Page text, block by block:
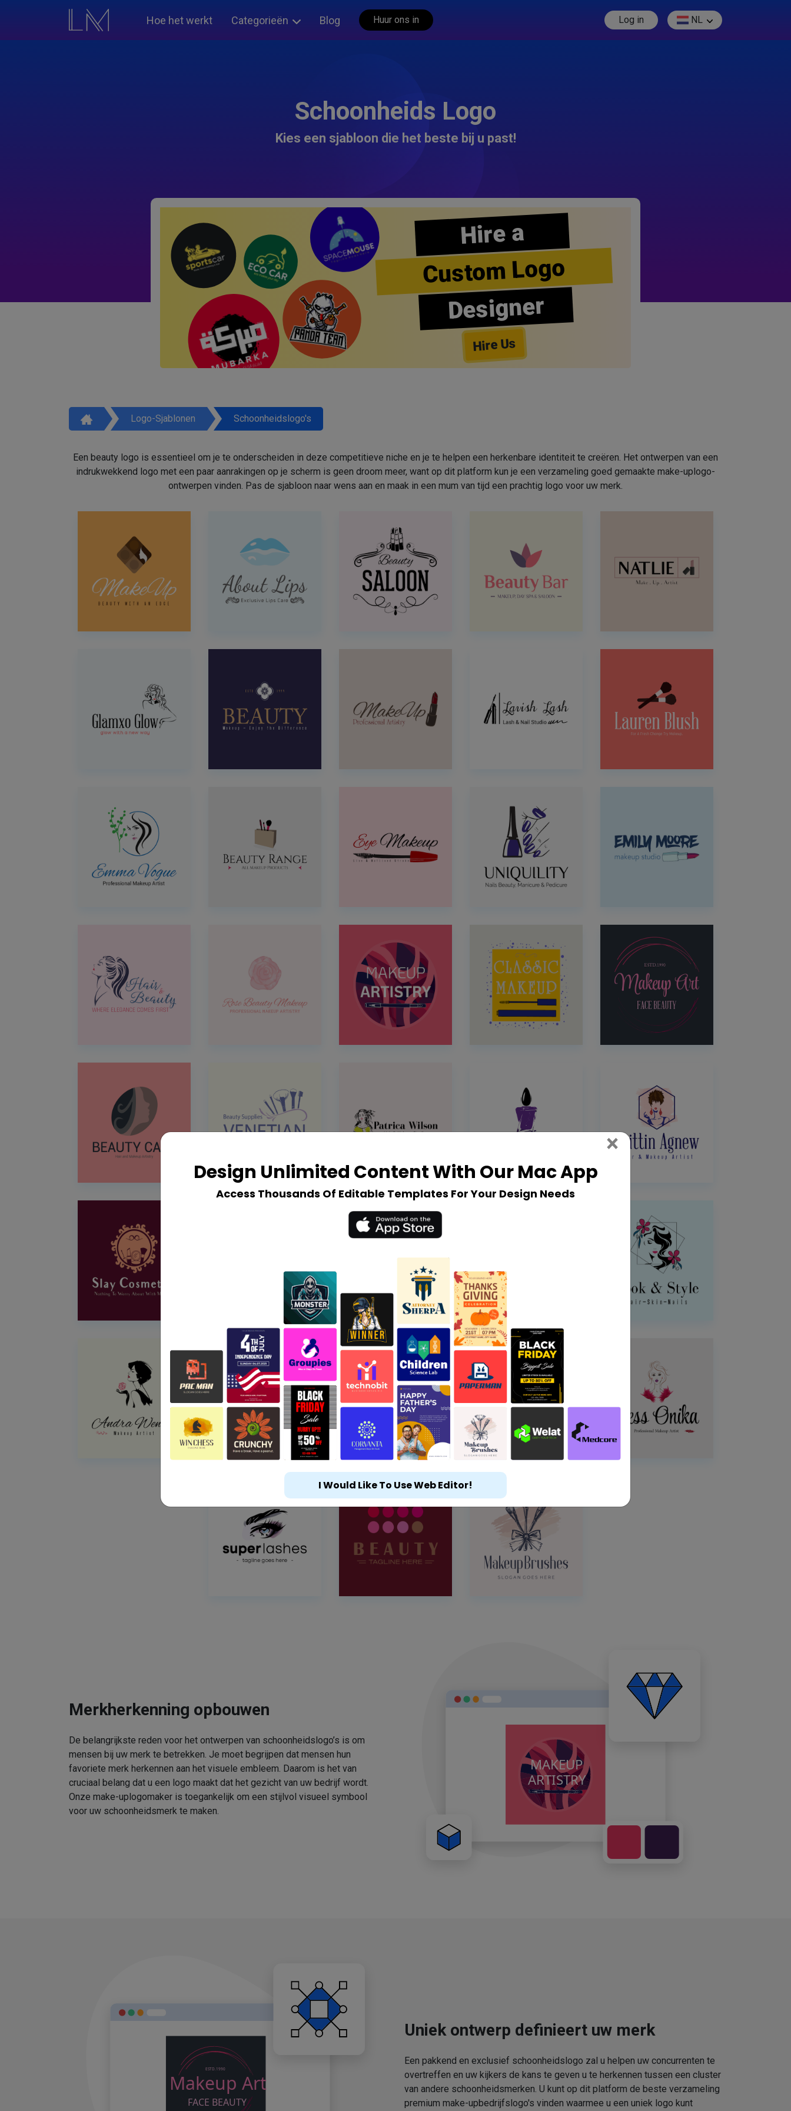
Hoe het werkt Categorieën Blog Huur ons in Log in NL
Schoonheids Logo
Kies een sjabloon die het beste bij u past!
Hire a
Custom Logo
Designer
Hire Us
Logo-Sjablonen Schoonheidslogo's
Een beauty logo is essentieel om je te onderscheiden in deze competitieve niche en je te helpen een herkenbare identiteit te creëren. Het ontwerpen van een
indrukwekkend logo met een paar aanrakingen op je scherm is geen droom meer, want op dit platform kun je een verzameling goed gemaakte make-uplogo-
ontwerpen vinden. Pas de sjabloon naar wens aan en maak in een mum van tijd een prachtig logo voor uw merk.
Merkherkenning opbouwen
De belangrijkste reden voor het ontwerpen van schoonheidslogo’s is om
mensen bij uw merk te betrekken. Je moet begrijpen dat mensen hun
favoriete merk herkennen aan het visuele embleem. Daarom is het van
cruciaal belang dat u een logo maakt dat het gezicht van uw bedrijf wordt.
Onze make-uplogomaker is toegankelijk om een stijlvol visueel symbool
voor uw schoonheidsmerk te maken.
Uniek ontwerp definieert uw merk
Een pakkend en exclusief schoonheidslogo zal u helpen uw concurrenten te
overtreffen en uw kijkers de kans te geven u te herkennen tussen een cluster
van andere schoonheidsmerken. U kunt op dit platform de beste verzameling
premium make-upbedrijfslogo's vinden waarmee u een uniek logo kunt
Design Unlimited Content With Our Mac App
Access Thousands Of Editable Templates For Your Design Needs
× Close
I Would Like To Use Web Editor!